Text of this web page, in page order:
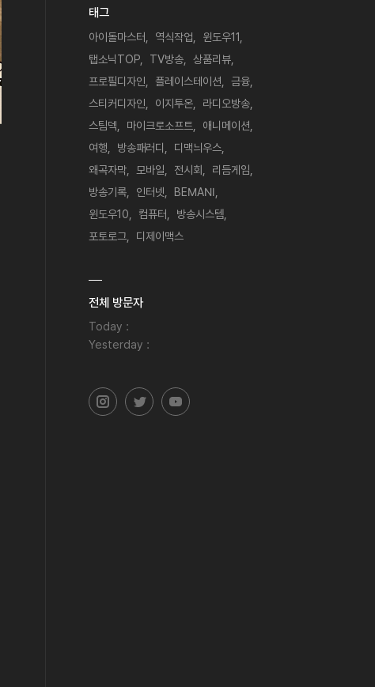
태그
아이돌마스터 역식작업
윈도우11
탭소닉TOP
TV방송
상품리뷰
프로필디자인
플레이스테이션
금융
스티커디자인
이지투온
라디오방송
스팀덱
마이크로소프트
애니메이션
여행
방송패러디
디맥늬우스
왜곡자막
모바일 전시회
리듬게임
방송기록
인터넷
BEMANI
윈도우10
컴퓨터
방송시스템
포토로그
디제이맥스
전체 방문자
Today :
Yesterday :